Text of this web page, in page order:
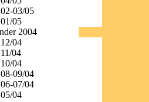
03/05
05
2004
04
04
04
09/04
07/04
04